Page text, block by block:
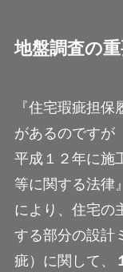
地盤調査の
『住宅瑕疵担保
があるのですが
平成１２年に施
等に関する法律』
により、住宅の
する部分の設計
疵）に関して、